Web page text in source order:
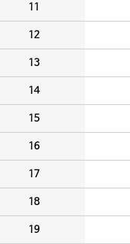
11
12
13
14
15
16
17
18
19